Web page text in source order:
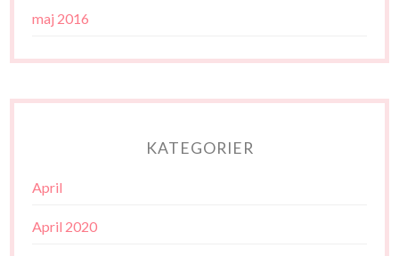
maj 2016
KATEGORIER
April
April 2020